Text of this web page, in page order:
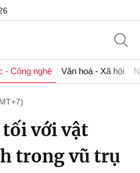
- Công nghệ Văn hoá - Xã hội
với vật
trong vũ trụ